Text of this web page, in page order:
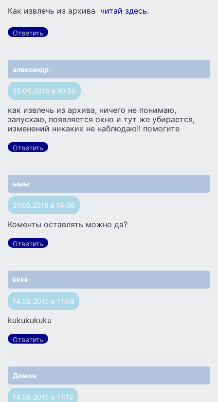
Как извлечь из архива читай здесь.
Ответить
александр:
25.05.2015 в 10:30
как извлечь из архива, ничего не понимаю,
запускаю, появляется окно и тут же убирается,
изменений никаких не наблюдаю!! помогите
Ответить
ыыы:
31.05.2015 в 14:06
Коменты оставлять можно да?
Ответить
kkkk:
14.08.2015 в 11:09
kukukukuku
Ответить
Димон:
14.08.2015 в 11:12